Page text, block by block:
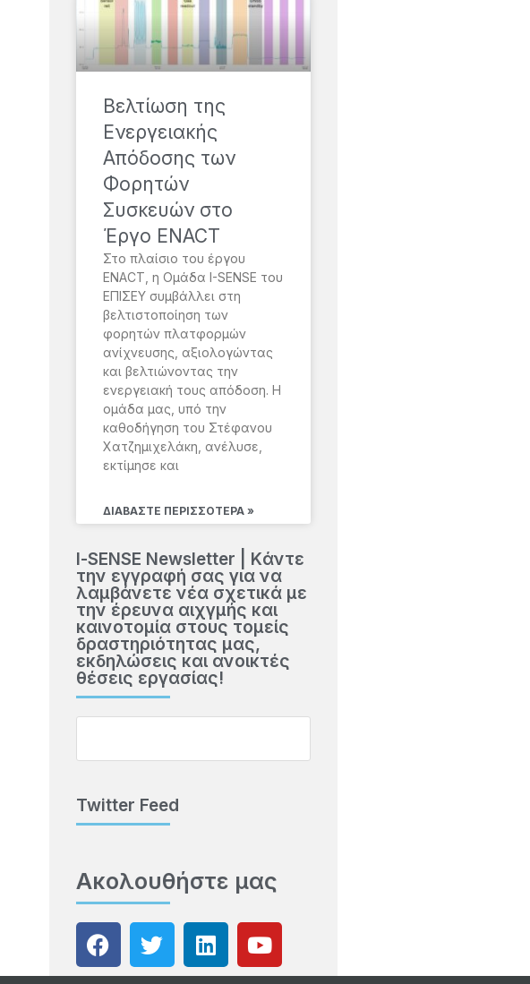
Βελτίωση της
Ενεργειακής
Απόδοσης των
Φορητών
Συσκευών στο
Έργο ENACT
Στο πλαίσιο του έργου
ENACT, η Ομάδα I-SENSE του
ΕΠΙΣΕΥ συμβάλλει στη
βελτιστοποίηση των
φορητών πλατφορμών
ανίχνευσης, αξιολογώντας
και βελτιώνοντας την
ενεργειακή τους απόδοση. Η
ομάδα μας, υπό την
καθοδήγηση του Στέφανου
Χατζημιχελάκη, ανέλυσε,
εκτίμησε και
ΔΙΑΒΆΣΤΕ ΠΕΡΙΣΣΌΤΕΡΑ »
Ι-SENSE Newsletter | Kάντε
την εγγραφή σας για να
λαμβάνετε νέα σχετικά με
την έρευνα αιχγμής και
καινοτομία στους τομείς
δραστηριότητας μας,
εκδηλώσεις και ανοικτές
θέσεις εργασίας!
Twitter Feed
Ακολουθήστε μας